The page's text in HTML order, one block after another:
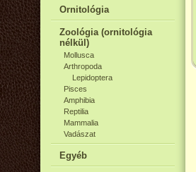
Ornitológia
Zoológia (ornitológia
nélkül)
Mollusca
Arthropoda
Lepidoptera
Pisces
Amphibia
Reptilia
Mammalia
Vadászat
Egyéb